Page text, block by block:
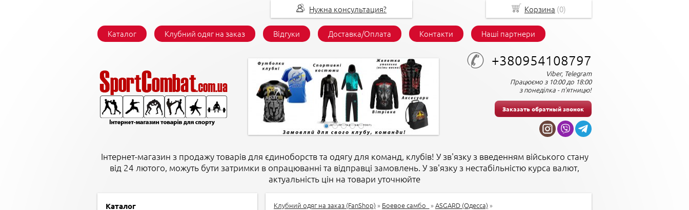
Каталог Клубний одяг на заказ Відгуки Доставка/Оплата Контакти Наші партнери
+380954108797
Viber, Telegram
Працюємо з 10:00 до 18:00
з понеділка - п'ятницю!
Заказать обратный звонок
Інтернет-магазин з продажу товарів для єдиноборств та одягу для команд, клубів! У зв'язку з введенням війського стану
від 24 лютого, можуть бути затримки в опрацюванні та відправці замовлень. У зв'язку з нестабільністю курса валют,
актуальність цін на товари уточнюйте
Каталог
Клубний одяг на заказ (FanShop) » Боевое самбо_ »ASGARD (Одесса) »
Нужна консультация? Корзина (0)